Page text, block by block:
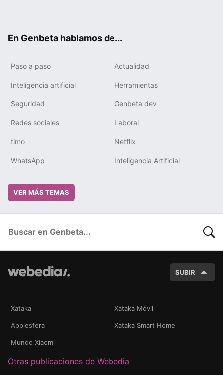
En Genbeta hablamos de...
Paso a paso Actualidad
Inteligencia artificial Herramientas
Seguridad Genbeta dev
Redes sociales Laboral
timo Netflix
WhatsApp Inteligencia Artificial
VER MÁS TEMAS
SUBIR
Xataka Xataka Móvil
Applesfera Xataka Smart Home
Mundo Xiaomi
Otras publicaciones de Webedia